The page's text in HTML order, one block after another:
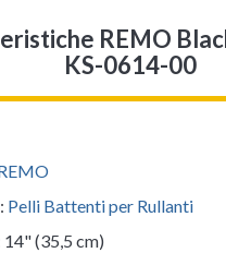
REMO
KS-0614-00
Pelli Battenti per Rullanti
(35,5 cm)